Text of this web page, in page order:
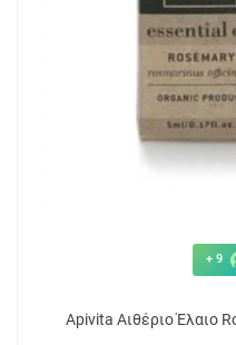
+ 9
Apivita Αιθέριο Έλαιο